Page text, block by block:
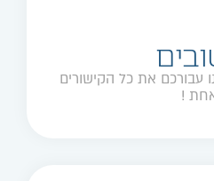
עבורכם את כל הקישורים
!